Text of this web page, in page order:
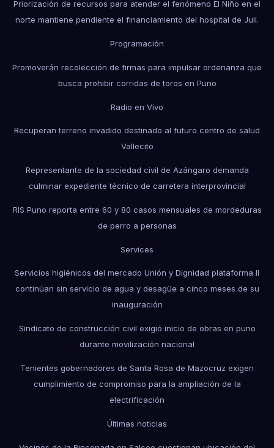
Priorización de recursos para atender el fenómeno El Niño en el
norte mantiene pendiente el financiamiento del hospital de Juli.
Programación
Promoverán recolección de firmas para impulsar ordenanza que
busca prohibir corridas de toros en Puno
Radio en Vivo
Recuperan terreno invadido destinado al futuro centro de salud
Vallecito
Representante de la sociedad civil de Azángaro demanda
culminar expediente técnico de carretera interprovincial
RIS Puno reporta entre 60 y 80 casos mensuales de mordeduras
de perro a personas
Services
Servicios higiénicos del mercado Unión y Dignidad plataforma II
continúan sin servicio de agua y desagüe a cinco meses de su
inauguración
Sindicato de construcción civil exigió inicio de obras en puno
durante movilización nacional
Tenientes gobernadores de Santa Rosa de Mazocruz exigen
cumplimiento de compromiso para la ampliación de la
electrificación
Últimas noticias